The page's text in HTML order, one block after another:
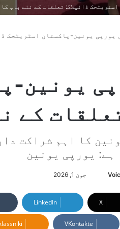
کے
کا اہم شراکت
ہے: یورپی یونین
n
d
جون 1, 2026
X
LinkedIn
VKontakte